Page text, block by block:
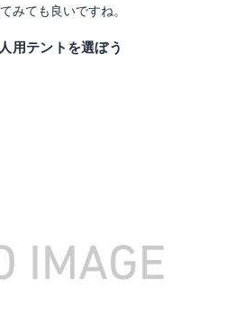
みても良いですね。
用テントを選ぼう